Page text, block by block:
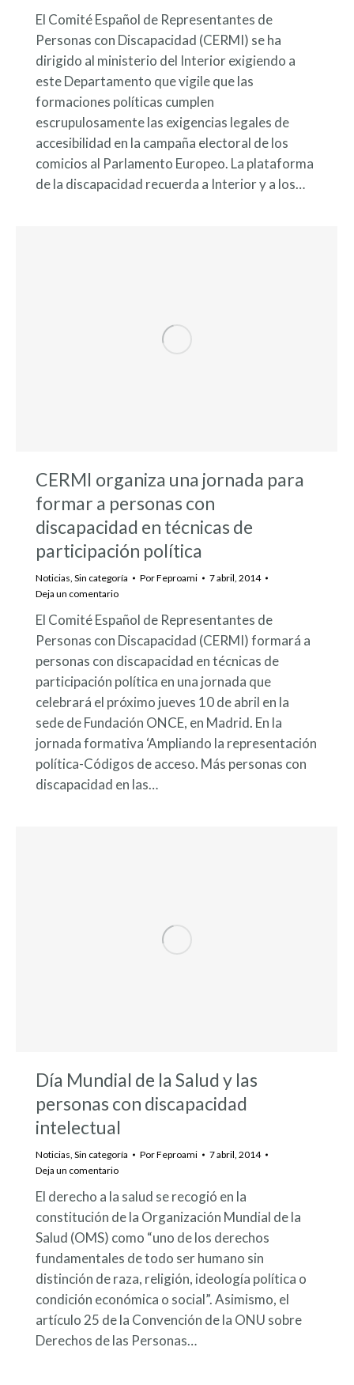
El Comité Español de Representantes de
Personas con Discapacidad (CERMI) se ha
dirigido al ministerio del Interior exigiendo a
este Departamento que vigile que las
formaciones políticas cumplen
escrupulosamente las exigencias legales de
accesibilidad en la campaña electoral de los
comicios al Parlamento Europeo. La plataforma
de la discapacidad recuerda a Interior y a los…
CERMI organiza una jornada para
formar a personas con
discapacidad en técnicas de
participación política
Noticias Sin categoría PorFeproami
7 abril, 2014
Deja un comentario
El Comité Español de Representantes de
Personas con Discapacidad (CERMI) formará a
personas con discapacidad en técnicas de
participación política en una jornada que
celebrará el próximo jueves 10 de abril en la
sede de Fundación ONCE, en Madrid. En la
jornada formativa ‘Ampliando la representación
política-Códigos de acceso. Más personas con
discapacidad en las…
Día Mundial de la Salud y las
personas con discapacidad
intelectual
Noticias Sin categoría PorFeproami
7 abril, 2014
Deja un comentario
El derecho a la salud se recogió en la
constitución de la Organización Mundial de la
Salud (OMS) como “uno de los derechos
fundamentales de todo ser humano sin
distinción de raza, religión, ideología política o
condición económica o social”. Asimismo, el
artículo 25 de la Convención de la ONU sobre
Derechos de las Personas…